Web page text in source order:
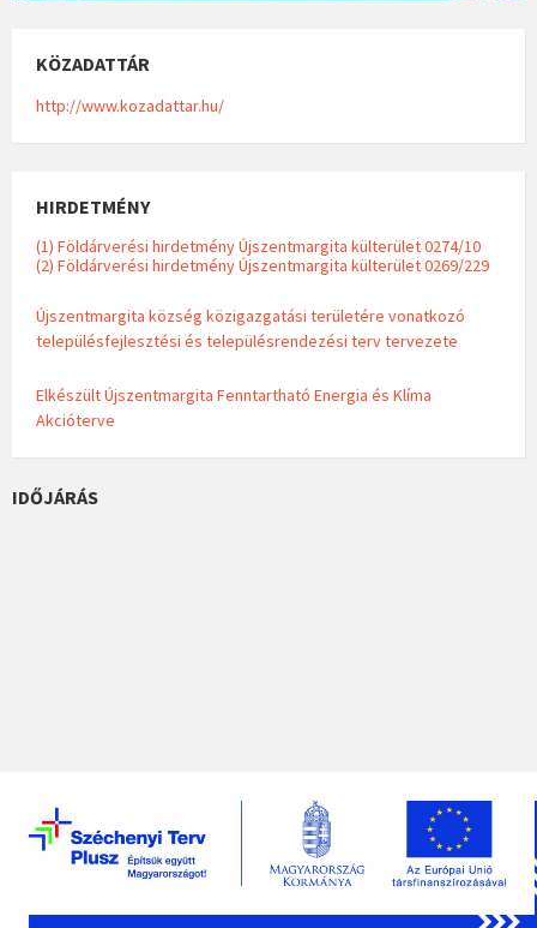
KÖZADATTÁR
http://www.kozadattar.hu/
HIRDETMÉNY
(1) Földárverési hirdetmény Újszentmargita külterület 0274/10
(2) Földárverési hirdetmény Újszentmargita külterület 0269/229
Újszentmargita község közigazgatási területére vonatkozó
településfejlesztési és településrendezési terv tervezete
Elkészült Újszentmargita Fenntartható Energia és Klíma
Akcióterve
IDŐJÁRÁS